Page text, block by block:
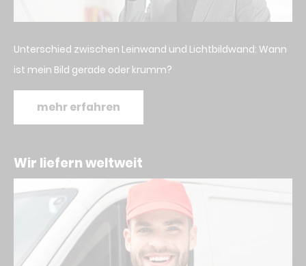
Unterschied zwischen Leinwand und Lichtbildwand: Wann
ist mein Bild gerade oder krumm?
mehr erfahren
Wir liefern weltweit